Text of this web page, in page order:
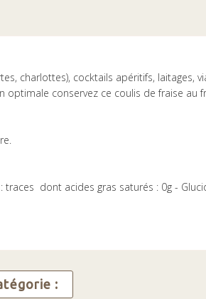
charlottes), cocktails apéritifs, laitages,
optimale conservez ce coulis de fraise au
traces dont acides gras saturés : 0g -
: